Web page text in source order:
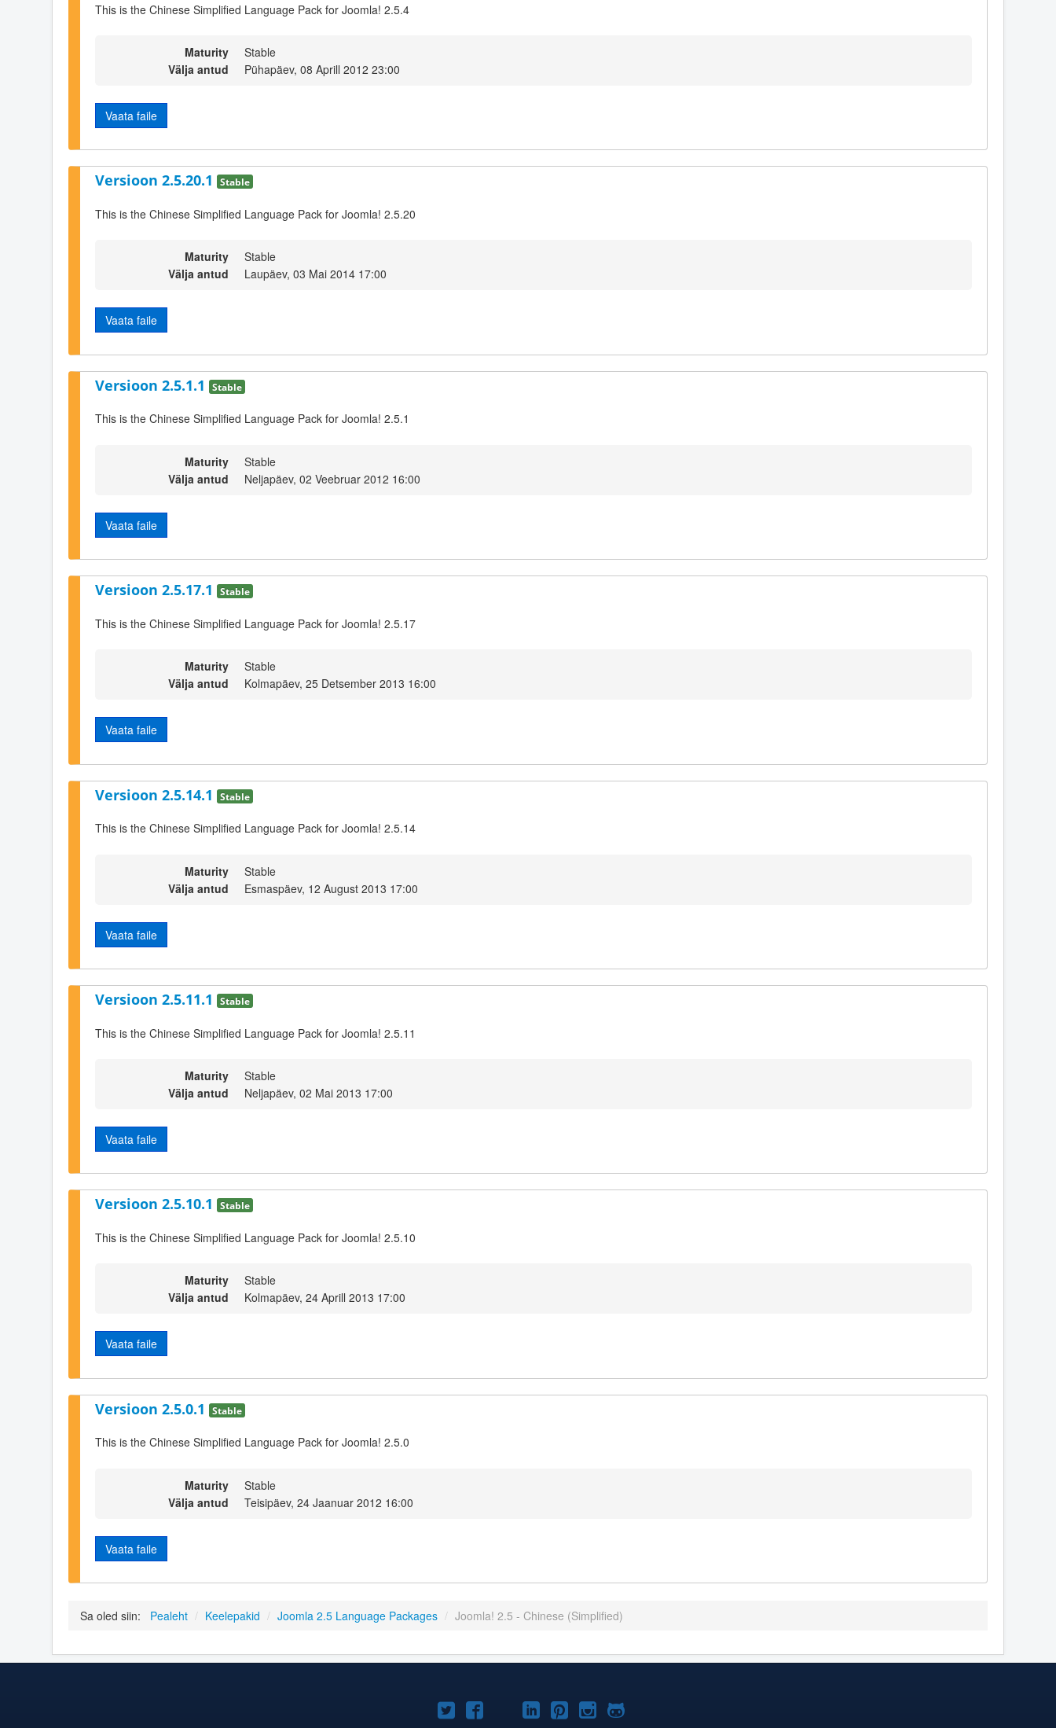
This is the Chinese Simplified Language Pack for Joomla! 2.5.4
Maturity
Stable
Välja antud
Pühapäev, 08 Aprill 2012 23:00
Vaata faile
Versioon 2.5.20.1 Stable
This is the Chinese Simplified Language Pack for Joomla! 2.5.20
Maturity
Stable
Välja antud
Laupäev, 03 Mai 2014 17:00
Vaata faile
Versioon 2.5.1.1 Stable
This is the Chinese Simplified Language Pack for Joomla! 2.5.1
Maturity
Stable
Välja antud
Neljapäev, 02 Veebruar 2012 16:00
Vaata faile
Versioon 2.5.17.1 Stable
This is the Chinese Simplified Language Pack for Joomla! 2.5.17
Maturity
Stable
Välja antud
Kolmapäev, 25 Detsember 2013 16:00
Vaata faile
Versioon 2.5.14.1 Stable
This is the Chinese Simplified Language Pack for Joomla! 2.5.14
Maturity
Stable
Välja antud
Esmaspäev, 12 August 2013 17:00
Vaata faile
Versioon 2.5.11.1 Stable
This is the Chinese Simplified Language Pack for Joomla! 2.5.11
Maturity
Stable
Välja antud
Neljapäev, 02 Mai 2013 17:00
Vaata faile
Versioon 2.5.10.1 Stable
This is the Chinese Simplified Language Pack for Joomla! 2.5.10
Maturity
Stable
Välja antud
Kolmapäev, 24 Aprill 2013 17:00
Vaata faile
Versioon 2.5.0.1 Stable
This is the Chinese Simplified Language Pack for Joomla! 2.5.0
Maturity
Stable
Välja antud
Teisipäev, 24 Jaanuar 2012 16:00
Vaata faile
Sa oled siin: Pealeht / Keelepakid / Joomla 2.5 Language Packages / Joomla! 2.5 - Chinese (Simplified)
Joomla!Joomla!Joomla!
Joomla!Joomla!
Joomla!Joomla!